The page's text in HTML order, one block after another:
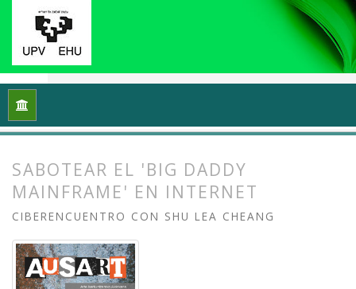
Inicio
SABOTEAR EL 'BIG DADDY
MAINFRAME' EN INTERNET
CIBERENCUENTRO CON SHU LEA CHEANG